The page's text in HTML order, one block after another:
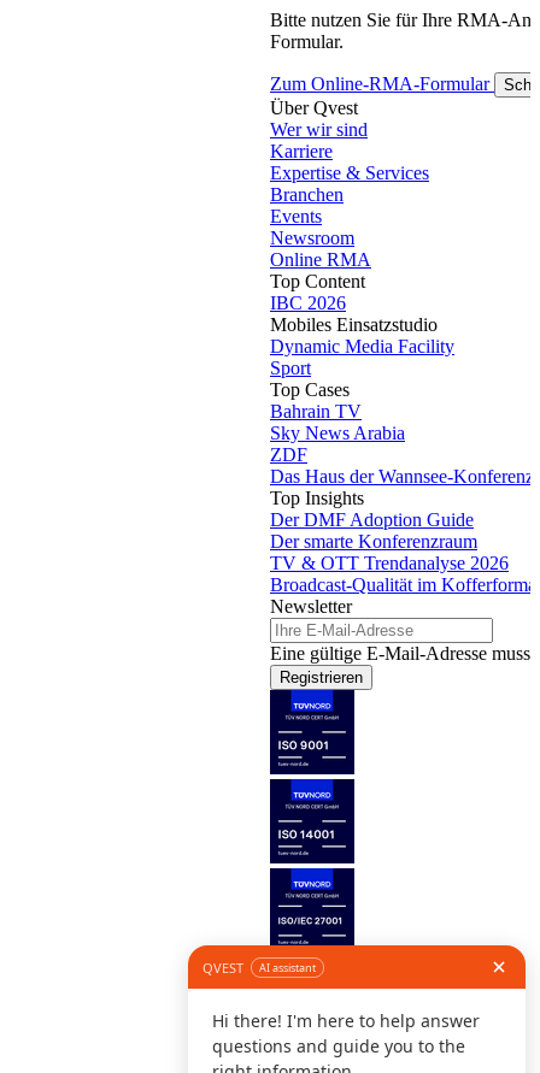
Bitte nutzen Sie für Ihre RMA-
Formular.
Zum Online-RMA-Formular
Über Qvest
Wer wir sind
Karriere
Expertise & Services
Branchen
Events
Newsroom
Online RMA
Top Content
IBC 2026
Mobiles Einsatzstudio
Dynamic Media Facility
Sport
Top Cases
Bahrain TV
Sky News Arabia
ZDF
Das Haus der Wannsee-Konferenz
Top Insights
Der DMF Adoption Guide
Der smarte Konferenzraum
TV & OTT Trendanalyse 2026
Broadcast-Qualität im Kofferformat
Newsletter
Eine gültige E-Mail-Adresse muss
Registrieren
Folge uns